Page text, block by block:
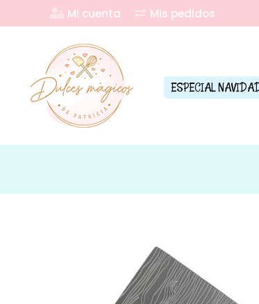
Mi cuenta Mis pedidos
ESPECIAL